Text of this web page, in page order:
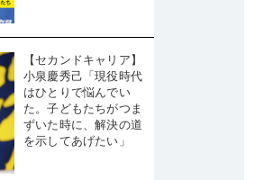
【セカンドキャリア】
小泉慶秀己「現役時代
はひとりで悩んでい
た。子どもたちがつま
ずいた時に、解決の道
を示してあげたい」